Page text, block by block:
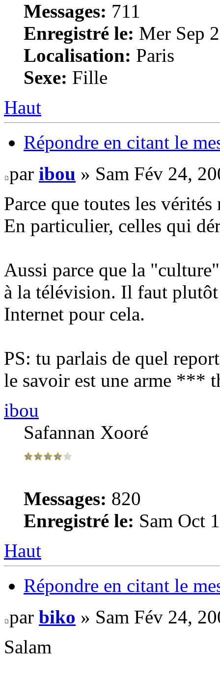
Messages: 711
Enregistré le: Mer Sep
Localisation: Paris
Sexe: Fille
Haut
Répondre en citant le
par ibou » Sam Fév 24,
Parce que toutes les
En particulier, celles qui
Aussi parce que la
à la télévision. Il faut
Internet pour cela.
PS: tu parlais de quel
le savoir est une arme ***
ibou
Safannan Xooré
Messages: 820
Enregistré le: Sam Oct
Haut
Répondre en citant le
par biko » Sam Fév 24,
Salam